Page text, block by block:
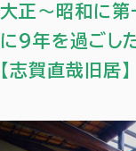
大正～昭和に第
に9年を過ごし
【志賀直哉旧居】